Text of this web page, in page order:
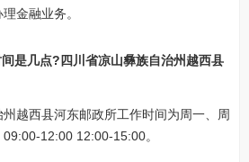
金融业务。
是几点?四川省凉山彝族自治州越西县
越西县河东邮政所工作时间为周一、周
12:00 12:00-15:00。